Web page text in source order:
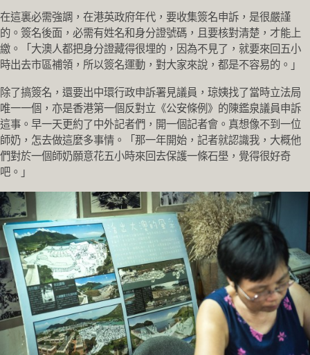
在這裏必需強調，在港英政府年代，要收集簽名申訴，是很嚴謹
的。簽名後面，必需有姓名和身分證號碼，且要核對清楚，才能上
繳。「大澳人都把身分證藏得很埋的，因為不見了，就要來回五小
時出去市區補領，所以簽名運動，對大家來說，都是不容易的。」
除了搞簽名，還要出中環行政申訴署見議員，琼姨找了當時立法局
唯一一個，亦是香港第一個反對立《公安條例》的陳鑑泉議員申訴
這事。早一天更約了中外記者們，開一個記者會。真想像不到一位
師奶，怎去做這麼多事情。「那一年開始，記者就認識我，大概他
們對於一個師奶願意花五小時來回去保護一條石壆，覺得很好奇
吧。」